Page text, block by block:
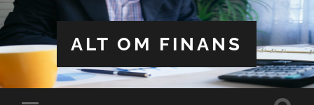
ALT OM FINANS